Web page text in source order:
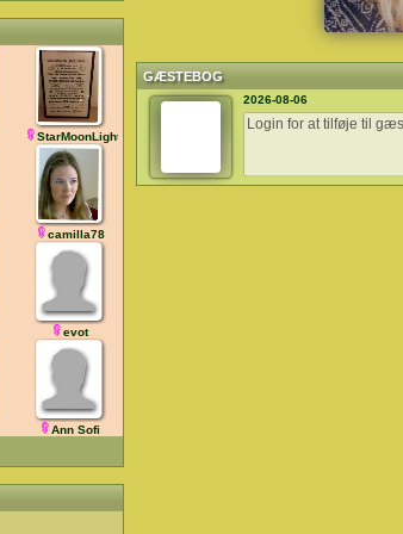
StarMoonLight
camilla78
evot
Ann Sofi
GÆSTEBOG
2026-08-06